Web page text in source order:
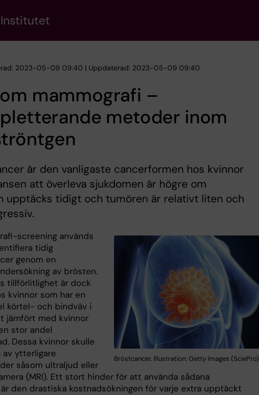
2023-05-09 09:40 | Uppdaterad: 2023-05-09 09:40
mammografi –
metoder inom
är den vanligaste cancerformen hos kvinnor
att överleva sjukdomen är högre om
upptäcks tidigt och tumören är relativt liten och
Bröstcancer. Illustration: Getty Images (SciePro)
screening används
tidig
genom en
av brösten.
tillförlitlighet är dock
kvinnor som har en
körtel- och bindväv i
jämfört med kvinnor
stor andel
Dessa kvinnor skulle
ytterligare
såsom ultraljud eller
(MRI). Ett stort hinder för att använda sådana
den drastiska kostnadsökningen för varje extra upptäckt